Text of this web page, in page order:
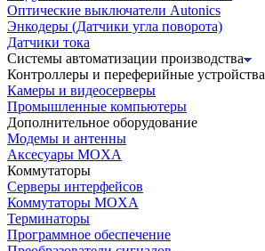
Оптические выключатели Autonics
Энкодеры (Датчики угла поворота)
Датчики тока
Системы автоматизации производства
Контроллеры и переферийные устройства
Камеры и видеосерверы
Промышленные компьютеры
Дополнительное оборудование
Модемы и антенны
Аксесуары MOXA
Коммутаторы
Серверы интерфейсов
Коммутаторы MOXA
Терминаторы
Программное обеспечение